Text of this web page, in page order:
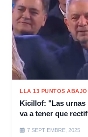
LLA 13 PUNTOS ABAJO
Kicillof: "Las urnas
va a tener que
7 SEPTIEMBRE, 2025